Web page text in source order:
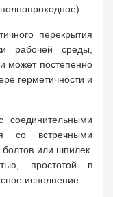
перекрытия
рабочей среды,
может постепенно
герметичности и
со встречными
или шпилек.
простотой в
исполнение.